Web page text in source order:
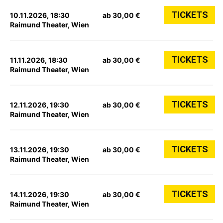
10.11.2026, 18:30
Raimund Theater, Wien
ab 30,00 € TICKETS
11.11.2026, 18:30
Raimund Theater, Wien
ab 30,00 € TICKETS
12.11.2026, 19:30
Raimund Theater, Wien
ab 30,00 € TICKETS
13.11.2026, 19:30
Raimund Theater, Wien
ab 30,00 € TICKETS
14.11.2026, 19:30
Raimund Theater, Wien
ab 30,00 € TICKETS